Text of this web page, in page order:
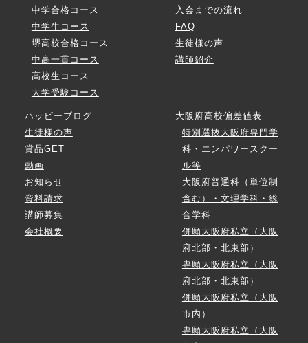
中学合格コース
中学生コース
堺高校合格コース
中高一貫コース
高校生コース
大学受験コース
入会までの流れ
FAQ
生徒様の声
講師紹介
ハッピーブログ
生徒様の声
賞品GET
動画
お知らせ
資料請求
講師募集
会社概要
大阪府高校偏差値表
特別選抜大阪府専門学
科・エンパワースクー
ル等
大阪府普通科（単位制
含む）・文理学科・総
合学科
併願大阪府私立（大阪
府北部・北東部）
専願大阪府私立（大阪
府北部・北東部）
併願大阪府私立（大阪
市内）
専願大阪府私立（大阪